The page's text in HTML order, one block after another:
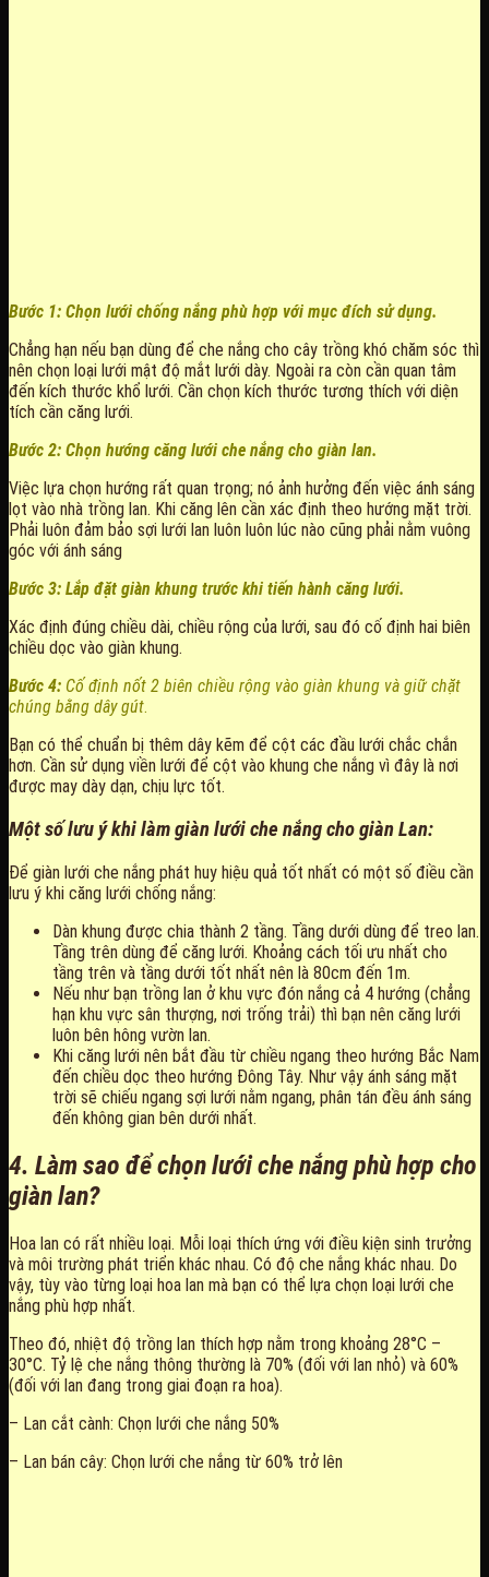
Bước 1: Chọn lưới chống nắng phù hợp với mục đích sử dụng.
Chẳng hạn nếu bạn dùng để che nắng cho cây trồng khó chăm sóc thì
nên chọn loại lưới mật độ mắt lưới dày. Ngoài ra còn cần quan tâm
đến kích thước khổ lưới. Cần chọn kích thước tương thích với diện
tích cần căng lưới.
Bước 2: Chọn hướng căng lưới che nắng cho giàn lan.
Việc lựa chọn hướng rất quan trọng; nó ảnh hưởng đến việc ánh sáng
lọt vào nhà trồng lan. Khi căng lên cần xác định theo hướng mặt trời.
Phải luôn đảm bảo sợi lưới lan luôn luôn lúc nào cũng phải nằm vuông
góc với ánh sáng
Bước 3: Lắp đặt giàn khung trước khi tiến hành căng lưới.
Xác định đúng chiều dài, chiều rộng của lưới, sau đó cố định hai biên
chiều dọc vào giàn khung.
Bước 4: Cố định nốt 2 biên chiều rộng vào giàn khung và giữ chặt
chúng bằng dây gút.
Bạn có thể chuẩn bị thêm dây kẽm để cột các đầu lưới chắc chắn
hơn. Cần sử dụng viền lưới để cột vào khung che nắng vì đây là nơi
được may dày dạn, chịu lực tốt.
Một số lưu ý khi làm giàn lưới che nắng cho giàn Lan:
Để giàn lưới che nắng phát huy hiệu quả tốt nhất có một số điều cần
lưu ý khi căng lưới chống nắng:
Dàn khung được chia thành 2 tầng. Tầng dưới dùng để treo lan.
Tầng trên dùng để căng lưới. Khoảng cách tối ưu nhất cho
tầng trên và tầng dưới tốt nhất nên là 80cm đến 1m.
Nếu như bạn trồng lan ở khu vực đón nắng cả 4 hướng (chẳng
hạn khu vực sân thượng, nơi trống trải) thì bạn nên căng lưới
luôn bên hông vườn lan.
Khi căng lưới nên bắt đầu từ chiều ngang theo hướng Bắc Nam
đến chiều dọc theo hướng Đông Tây. Như vậy ánh sáng mặt
trời sẽ chiếu ngang sợi lưới nằm ngang, phân tán đều ánh sáng
đến không gian bên dưới nhất.
4. Làm sao để chọn lưới che nắng phù hợp cho
giàn lan?
Hoa lan có rất nhiều loại. Mỗi loại thích ứng với điều kiện sinh trưởng
và môi trường phát triển khác nhau. Có độ che nắng khác nhau. Do
vậy, tùy vào từng loại hoa lan mà bạn có thể lựa chọn loại lưới che
nắng phù hợp nhất.
Theo đó, nhiệt độ trồng lan thích hợp nằm trong khoảng 28°C –
30°C. Tỷ lệ che nắng thông thường là 70% (đối với lan nhỏ) và 60%
(đối với lan đang trong giai đoạn ra hoa).
– Lan cắt cành: Chọn lưới che nắng 50%
– Lan bán cây: Chọn lưới che nắng từ 60% trở lên